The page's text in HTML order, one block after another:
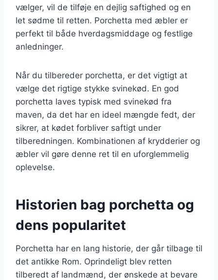
vælger, vil de tilføje en dejlig saftighed og en
let sødme til retten. Porchetta med æbler er
perfekt til både hverdagsmiddage og festlige
anledninger.
Når du tilbereder porchetta, er det vigtigt at
vælge det rigtige stykke svinekød. En god
porchetta laves typisk med svinekød fra
maven, da det har en ideel mængde fedt, der
sikrer, at kødet forbliver saftigt under
tilberedningen. Kombinationen af krydderier og
æbler vil gøre denne ret til en uforglemmelig
oplevelse.
Historien bag porchetta og
dens popularitet
Porchetta har en lang historie, der går tilbage til
det antikke Rom. Oprindeligt blev retten
tilberedt af landmænd, der ønskede at bevare